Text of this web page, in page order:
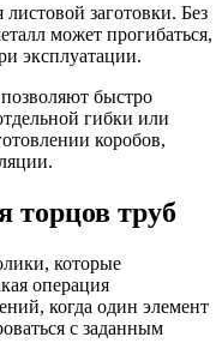
заготовки. Без
может прогибаться,
эксплуатации.
быстро
гибки или
коробов,
торцов труб
которые
операция
когда один элемент
с заданным